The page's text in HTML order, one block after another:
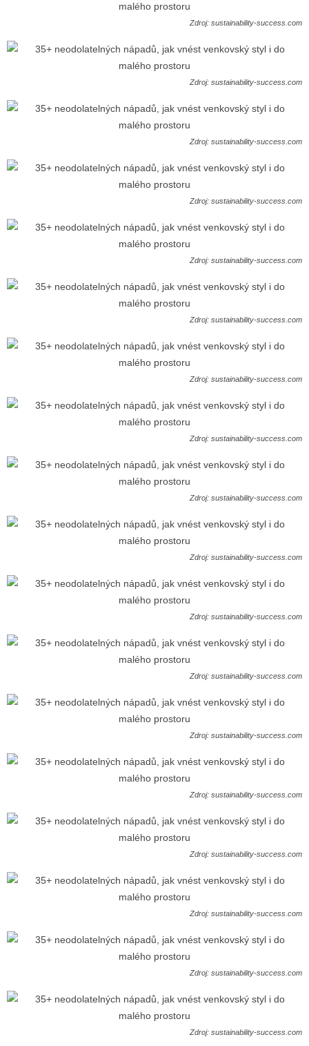
Zdroj: sustainability-success.com
Zdroj: sustainability-success.com
Zdroj: sustainability-success.com
Zdroj: sustainability-success.com
Zdroj: sustainability-success.com
Zdroj: sustainability-success.com
Zdroj: sustainability-success.com
Zdroj: sustainability-success.com
Zdroj: sustainability-success.com
Zdroj: sustainability-success.com
Zdroj: sustainability-success.com
Zdroj: sustainability-success.com
Zdroj: sustainability-success.com
Zdroj: sustainability-success.com
Zdroj: sustainability-success.com
Zdroj: sustainability-success.com
Zdroj: sustainability-success.com
Zdroj: sustainability-success.com